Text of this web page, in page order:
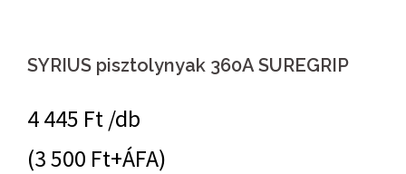
SYRIUS pisztolynyak 360A SUREGRIP
4 445 Ft /db
(3 500 Ft+ÁFA)